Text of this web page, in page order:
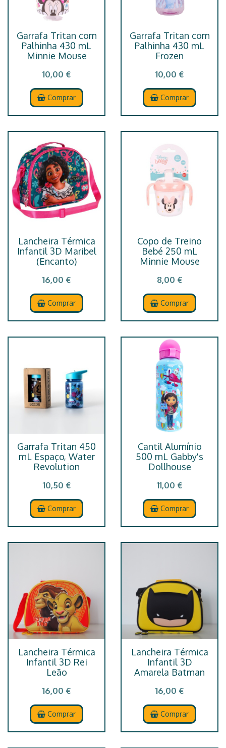
Garrafa Tritan com
Palhinha 430 mL
Minnie Mouse
10,00 €
Comprar
Garrafa Tritan com
Palhinha 430 mL
Frozen
10,00 €
Comprar
Lancheira Térmica
Infantil 3D Maribel
(Encanto)
16,00 €
Comprar
Copo de Treino
Bebé 250 mL
Minnie Mouse
8,00 €
Comprar
Garrafa Tritan 450
mL Espaço, Water
Revolution
10,50 €
Comprar
Cantil Alumínio
500 mL Gabby's
Dollhouse
11,00 €
Comprar
Lancheira Térmica
Infantil 3D Rei
Leão
16,00 €
Comprar
Lancheira Térmica
Infantil 3D
Amarela Batman
16,00 €
Comprar